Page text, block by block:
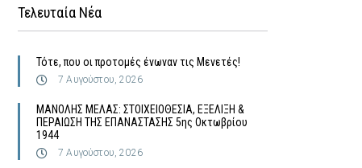
Τελευταία Νέα
Τότε, που οι προτομές ένωναν τις Μενετές!
7 Αυγούστου, 2026
MΑΝΟΛΗΣ ΜΕΛΑΣ: ΣΤΟΙΧΕΙΟΘΕΣΙΑ, ΕΞΕΛΙΞΗ &
ΠΕΡΑΙΩΣΗ ΤΗΣ ΕΠΑΝΑΣΤΑΣΗΣ 5ης Οκτωβρίου
1944
7 Αυγούστου, 2026